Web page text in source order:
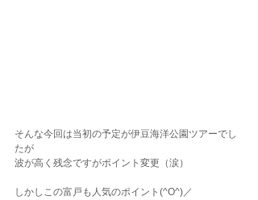
そんな今回は当初の予定が伊豆海洋公園ツアーでし
たが
波が高く残念ですがポイント変更（涙）
しかしこの富戸も人気のポイント(^O^)／